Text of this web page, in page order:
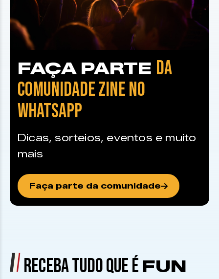
FAÇA PARTE DA
COMUNIDADE ZINE NO
WHATSAPP
Dicas, sorteios, eventos e muito
mais
Faça parte da comunidade
RECEBA TUDO QUE É FUN